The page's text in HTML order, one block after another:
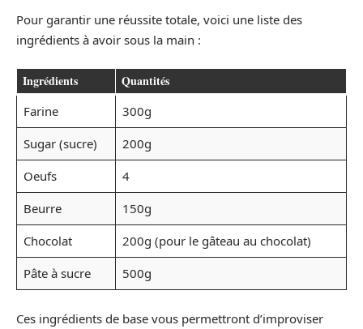
Pour garantir une réussite totale, voici une liste des
ingrédients à avoir sous la main :
Ingrédients Quantités
Farine
300g
Sugar (sucre)
200g
Oeufs
4
Beurre
150g
Chocolat
200g (pour le gâteau au chocolat)
Pâte à sucre
500g
Ces ingrédients de base vous permettront d’improviser